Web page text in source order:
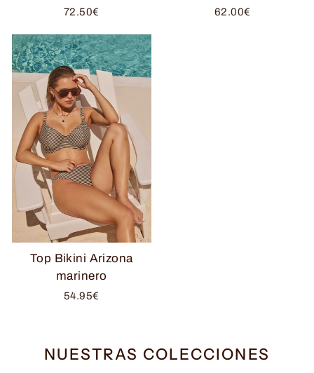
72.50€ 62.00€
Top Bikini Arizona
marinero
54.95€
NUESTRAS COLECCIONES